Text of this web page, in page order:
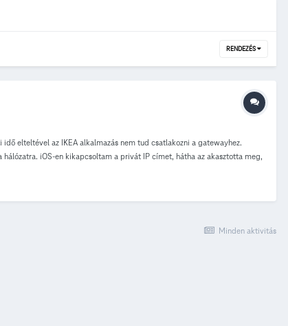
RENDEZÉS
elteltével az IKEA alkalmazás nem tud csatlakozni a gatewayhez.
iOS-en kikapcsoltam a privát IP címet, hátha az akasztotta meg,
a telefonos app is. Cseréltem adapter fejet és hálózati kábelt is (de
Minden aktivitás